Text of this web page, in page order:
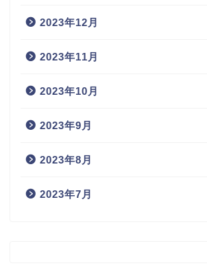
2023年12月
2023年11月
2023年10月
2023年9月
2023年8月
2023年7月